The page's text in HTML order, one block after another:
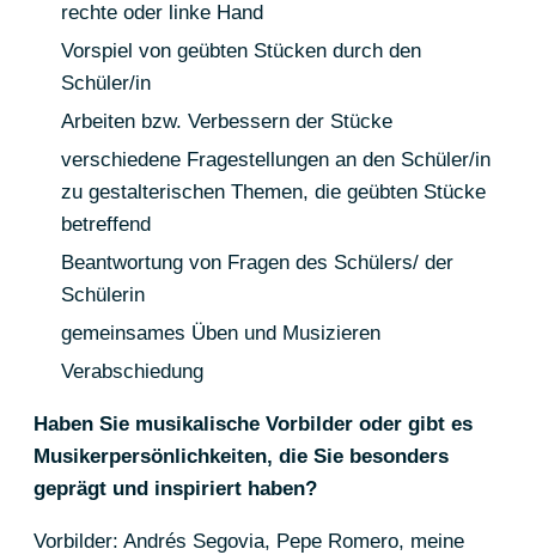
rechte oder linke Hand
Vorspiel von geübten Stücken durch den
Schüler/in
Arbeiten bzw. Verbessern der Stücke
verschiedene Fragestellungen an den Schüler/in
zu gestalterischen Themen, die geübten Stücke
betreffend
Beantwortung von Fragen des Schülers/ der
Schülerin
gemeinsames Üben und Musizieren
Verabschiedung
Haben Sie musikalische Vorbilder oder gibt es
Musikerpersönlichkeiten, die Sie besonders
geprägt und inspiriert haben?
Vorbilder: Andrés Segovia, Pepe Romero, meine